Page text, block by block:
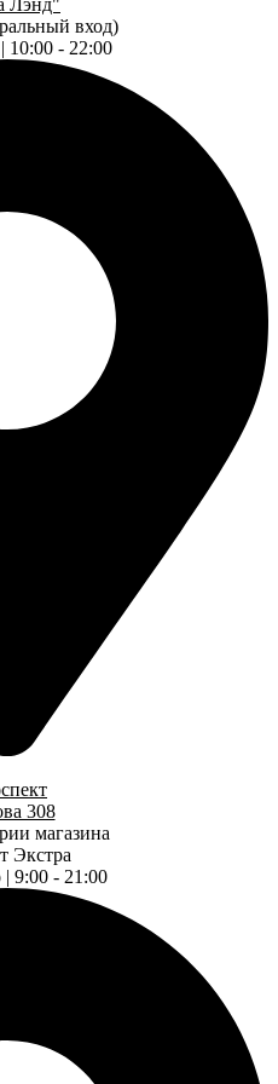
Лэнд"
вход)
10:00 - 22:00
308
магазина
Экстра
9:00 - 21:00